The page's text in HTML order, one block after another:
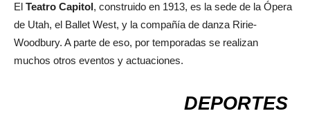
El Teatro Capitol, construido en 1913, es la sede de la Ópera
de Utah, el Ballet West, y la compañía de danza Ririe-
Woodbury. A parte de eso, por temporadas se realizan
muchos otros eventos y actuaciones.
DEPORTES